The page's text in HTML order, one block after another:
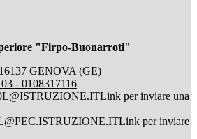
"Firpo-Buonarroti"
GENOVA (GE)
- 0108317116
Link per inviare una
Link per inviare